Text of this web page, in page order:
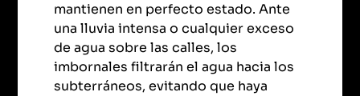
mantienen en perfecto estado. Ante
una lluvia intensa o cualquier exceso
de agua sobre las calles, los
imbornales filtrarán el agua hacia los
subterráneos, evitando que haya